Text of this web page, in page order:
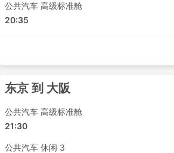
ATLINER Syoei Kotsu Co热
ATLINER Syoei Kotsu Co的大巴路线
京都市 - 东京
大阪 - 东京
东京 - 京都市
埼玉市 - 大阪
公共汽车 高级标准舱
20:35
东京 到 大阪
公共汽车 高级标准舱
21:30
公共汽车 休闲 3